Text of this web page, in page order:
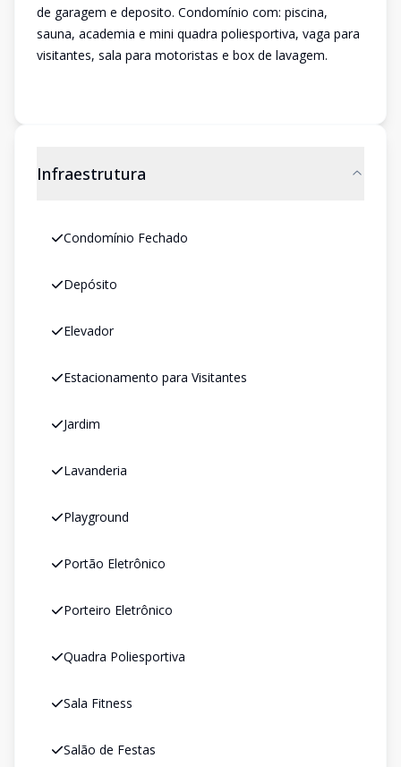
de garagem e deposito. Condomínio com: piscina,
sauna, academia e mini quadra poliesportiva, vaga para
visitantes, sala para motoristas e box de lavagem.
Infraestrutura
Condomínio Fechado
Depósito
Elevador
Estacionamento para Visitantes
Jardim
Lavanderia
Playground
Portão Eletrônico
Porteiro Eletrônico
Quadra Poliesportiva
Sala Fitness
Salão de Festas